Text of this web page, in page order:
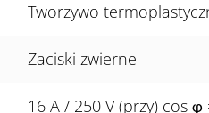
Tworzywo
Zaciski zwierne
16 A / 250 V (przy) cos φ